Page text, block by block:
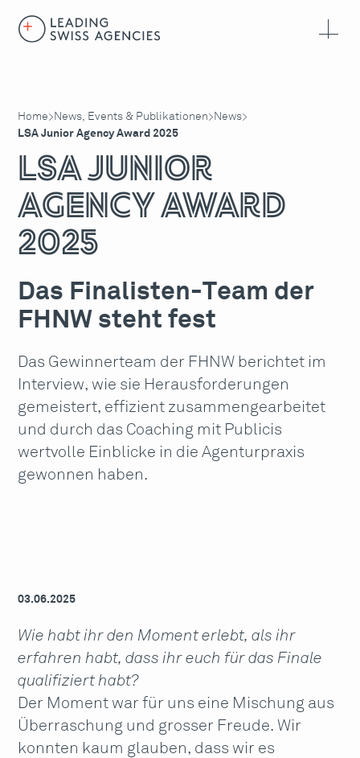
Home> News, Events & Publikationen> News>
LSA Junior Agency Award 2025
LSA Junior
Agency Award
2025
Das Finalisten-Team der
FHNW steht fest
Das Gewinnerteam der FHNW berichtet im
Interview, wie sie Herausforderungen
gemeistert, effizient zusammengearbeitet
und durch das Coaching mit Publicis
wertvolle Einblicke in die Agenturpraxis
gewonnen haben.
03.06.2025
Wie habt ihr den Moment erlebt, als ihr
erfahren habt, dass ihr euch für das Finale
qualifiziert habt?
Der Moment war für uns eine Mischung aus
Überraschung und grosser Freude. Wir
konnten kaum glauben, dass wir es